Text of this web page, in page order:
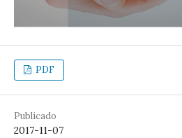
PDF
Publicado
2017-11-07